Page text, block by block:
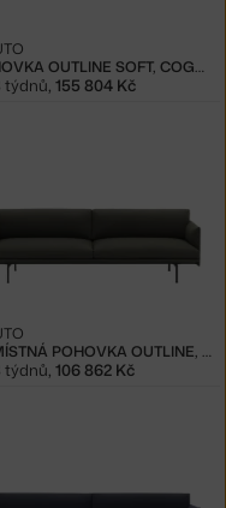
POHOVKA OUTLINE SOFT, COGNAC
týdnů, 155 804 Kč
TŘÍMÍSTNÁ POHOVKA OUTLINE, FIORD 961
týdnů, 106 862 Kč